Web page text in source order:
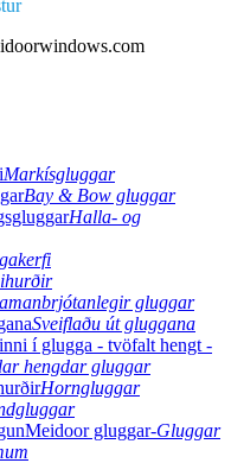
Markísgluggar
Bay & Bow gluggar
Halla- og
gluggar
Sveiflaðu út gluggana
hengdar gluggar
Horngluggar
Gluggar